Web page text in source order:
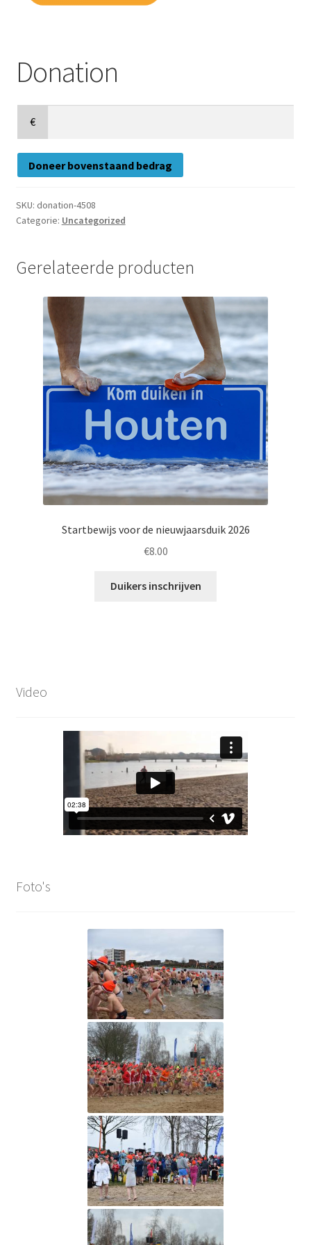
Donation
€
Doneer bovenstaand bedrag
SKU: donation-4508
Categorie: Uncategorized
Gerelateerde producten
Startbewijs voor de nieuwjaarsduik 2026
€8.00
Duikers inschrijven
Video
Foto's